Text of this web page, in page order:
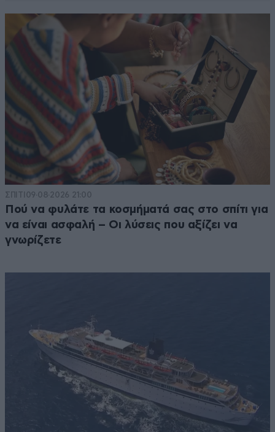
ΣΠΙΤΙ 09·08·2026 21:00
Πού να φυλάτε τα κοσμήματά σας στο σπίτι για
να είναι ασφαλή – Οι λύσεις που αξίζει να
γνωρίζετε